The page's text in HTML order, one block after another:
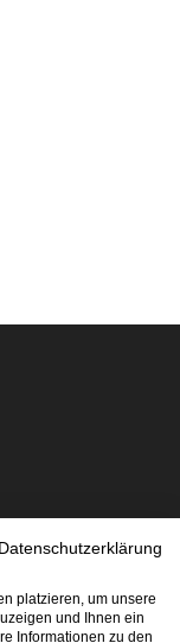
Datenschutzerklärung
platzieren, um unsere
und Ihnen ein
Informationen zu den